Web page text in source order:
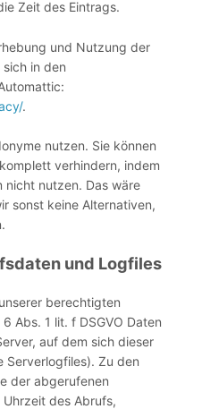
Zeit des Eintrags.
und Nutzung der
in den
.
nutzen. Sie können
verhindern, indem
nicht nutzen. Das wäre
sonst keine Alternativen,
und Logfiles
berechtigten
Abs. 1 lit. f DSGVO Daten
auf dem sich dieser
Serverlogfiles). Zu den
der abgerufenen
des Abrufs,